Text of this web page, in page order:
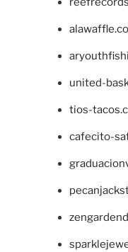
united-
tios-
cafecito-